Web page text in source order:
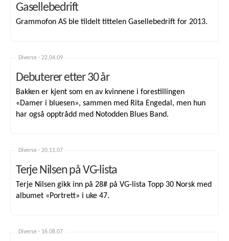
Gasellebedrift
Grammofon AS ble tildelt tittelen Gasellebedrift for 2013.
Diverse · 22.04.09
Debuterer etter 30 år
Bakken er kjent som en av kvinnene i forestillingen
«Damer i bluesen», sammen med Rita Engedal, men hun
har også opptrådd med Notodden Blues Band.
Diverse · 20.11.07
Terje Nilsen på VG-lista
Terje Nilsen gikk inn på 28# på VG-lista Topp 30 Norsk med
albumet «Portrett» i uke 47.
Diverse · 16.08.07